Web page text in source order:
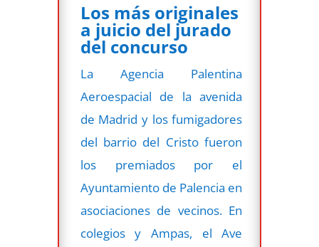
Los más originales
a juicio del jurado
del concurso
La Agencia Palentina
Aeroespacial de la avenida
de Madrid y los fumigadores
del barrio del Cristo fueron
los premiados por el
Ayuntamiento de Palencia en
asociaciones de vecinos. En
colegios y Ampas, el Ave